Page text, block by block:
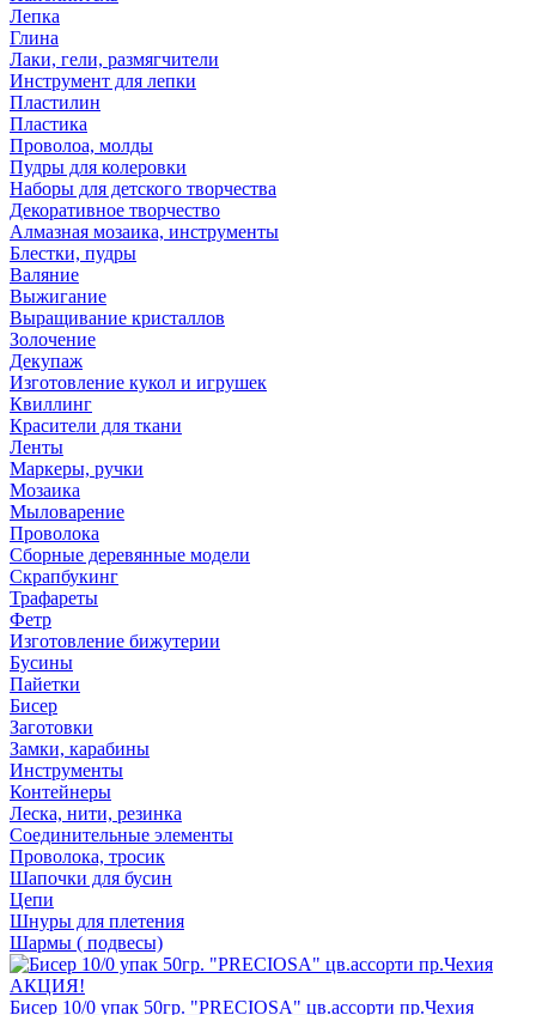
Лепка
Глина
Лаки, гели, размягчители
Инструмент для лепки
Пластилин
Пластика
Проволоа, молды
Пудры для колеровки
Наборы для детского творчества
Декоративное творчество
Алмазная мозаика, инструменты
Блестки, пудры
Валяние
Выжигание
Выращивание кристаллов
Золочение
Декупаж
Изготовление кукол и игрушек
Квиллинг
Красители для ткани
Ленты
Маркеры, ручки
Мозаика
Мыловарение
Проволока
Сборные деревянные модели
Скрапбукинг
Трафареты
Фетр
Изготовление бижутерии
Бусины
Пайетки
Бисер
Заготовки
Замки, карабины
Инструменты
Контейнеры
Леска, нити, резинка
Соединительные элементы
Проволока, тросик
Шапочки для бусин
Цепи
Шнуры для плетения
Шармы ( подвесы)
Бисер 10/0 упак 50гр. "PRECIOSA" цв.ассорти пр.Чехия